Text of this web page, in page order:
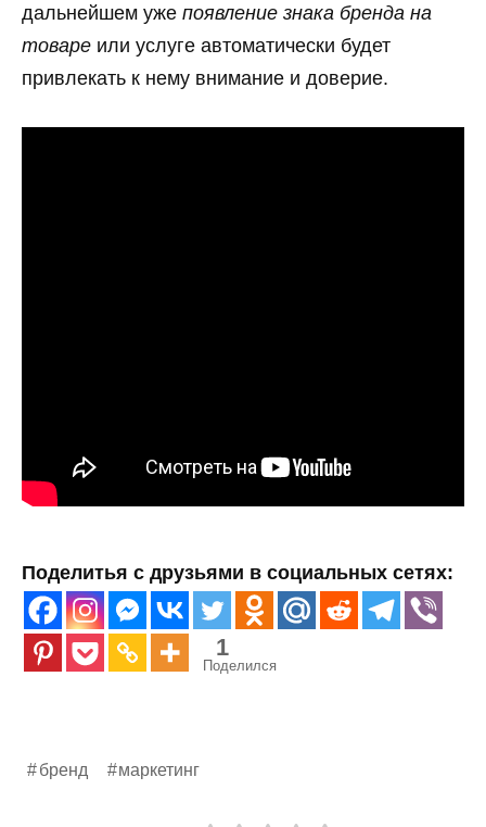
дальнейшем уже появление знака бренда на
товаре или услуге автоматически будет
привлекать к нему внимание и доверие.
Поделитья с друзьями в социальных сетях:
1
Поделился
бренд маркетинг